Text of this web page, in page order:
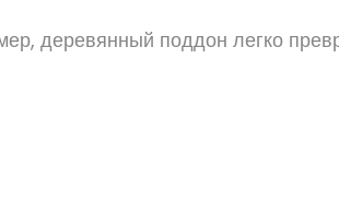
деревянный поддон легко